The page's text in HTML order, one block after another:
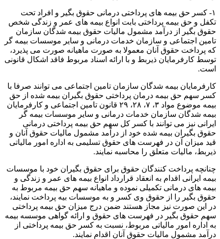
۱-­ کسر حق بیمه های پرداختی درمانی حقوق بگیر و افراد تحت
تکفل و حق بیمه پرداختی بابت انواع بیمه های عمر و زندگی شخص
حقوق بگیر از درآمد مشمول مالیات حقوق بیمه شدگان سازمان
تامین اجتماعی و سازمان خدمات درمانی و سایر موسسات بیمه گر
که پرداخت حقوق آنان معمولا به صورت ماهیانه صورت می پذیرد،
توسط کارفرمایان ذیربط و با ارائه اسناد مربوط فاقد اشکال قانونی
است.
کارفرمایان بیمه شدگان سازمان تامین اجتماعی می توانند صرفا با
کسر سهم حق بیمه درمان پرداختی حقوق بگیران بیمه شده از حق
بیمه موضوع مواد ۳، ۷، ۲۸، ۲۹ قانون تامین اجتماعی و کارفرمایان
بیمه شدگان سازمان خدمات درمانی و سایر موسسات بیمه گر
ایرانی نیز می توانند با کسر کل سهم حق بیمه پرداختی درمانی
حقوق بگیران بیمه شده خود از درآمد مشمول مالیات حقوق آنان و
قید میزان آن در فهرست های حقوق تسلیمی به اداره امور مالیاتی
ذیربط، مالیات متعلق را محاسبه نمایند.
چنانچه پرداخت کنندگان حقوق برای حقوق بگیران خود با موسسات
بیمه ایرانی اقدام به انعقاد قرارداد انواع بیمه های عمر و زندگی و
بیمه های درمانی تکمیلی نموده و ماهیانه سهم حق بیمه مربوط به
حقوق بگیر را از حقوق وی کسر و به موسسات بیه پرداخت نمایند،
در این صورت نیز مجاز هستند ضمن درج میزان حق بیمه پرداختی
سهم حقوق بگیر در فهرست های حقوق و ارائه گواهی موسسه بیمه
به اداره امور مالیاتی مربوط، نسبت به کسر حق بیمه پرداختی از
درآمد مشمول مالیات حقوق آنان اقدام نمایند.